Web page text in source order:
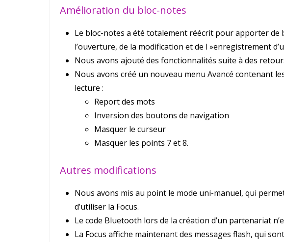
Amélioration du bloc-notes
Le bloc-notes a été totalement réécrit pour apporter de
l’ouverture, de la modification et de l »enregistrement
Nous avons ajouté des fonctionnalités suite à des
Nous avons créé un nouveau menu Avancé contenant
lecture :
Report des mots
Inversion des boutons de navigation
Masquer le curseur
Masquer les points 7 et 8.
Autres modifications
Nous avons mis au point le mode uni-manuel, qui
d’utiliser la Focus.
Le code Bluetooth lors de la création d’un partenariat
La Focus affiche maintenant des messages flash, qui